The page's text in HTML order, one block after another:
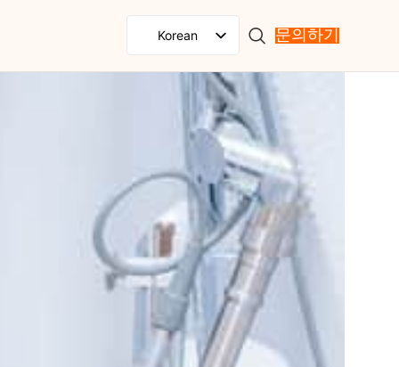
Korean
French
Portuguese
Japanese
German
Italian
Arabic
문의하기